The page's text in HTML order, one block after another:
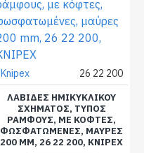
Knipex 26 22 200
ΛΑΒΊΔΕΣ ΗΜΙΚΥΚΛΙΚΟΎ
ΣΧΉΜΑΤΟΣ, ΤΎΠΟΣ
ΡΆΜΦΟΥΣ, ΜΕ ΚΌΦΤΕΣ,
ΦΩΣΦΑΤΩΜΈΝΕΣ, ΜΑΎΡΕΣ
200 MM, 26 22 200, KNIPEX